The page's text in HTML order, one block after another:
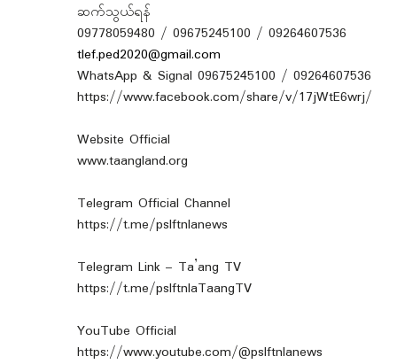
ဆက်သွယ်ရန်
09778059480 / 09675245100 / 09264607536
tlef.ped2020@gmail.com
WhatsApp & Signal 09675245100 / 09264607536
https://www.facebook.com/share/v/17jWtE6wrj/
Website Official
www.taangland.org
Telegram Official Channel
https://t.me/pslftnlanews
Telegram Link – Ta’ang TV
https://t.me/pslftnlaTaangTV
YouTube Official
https://www.youtube.com/@pslftnlanews